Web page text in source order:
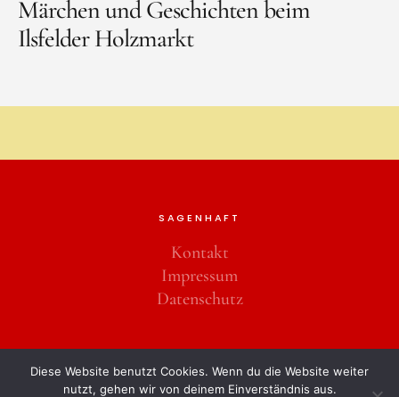
Märchen und Geschichten beim
Ilsfelder Holzmarkt
SAGENHAFT
Kontakt
Impressum
Datenschutz
Powered byWordPress
Diese Website benutzt Cookies. Wenn du die Website weiter
nutzt, gehen wir von deinem Einverständnis aus.